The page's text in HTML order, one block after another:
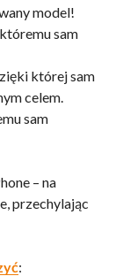
model!
sam
której sam
celem.
sam
– na
przechylając
: